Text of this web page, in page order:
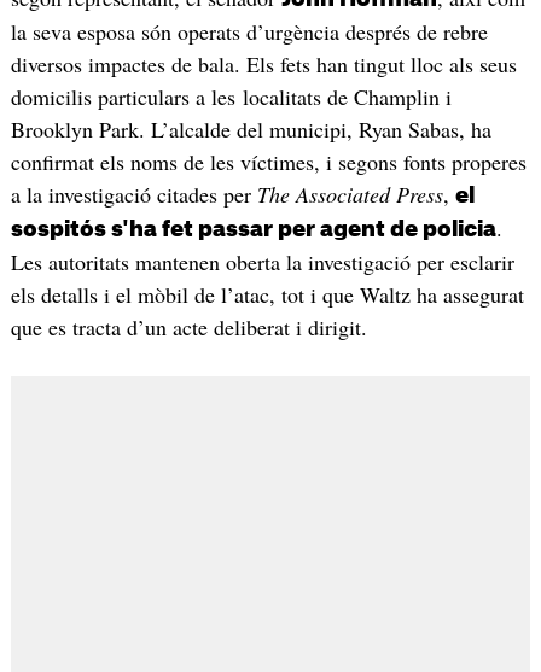
la seva esposa són operats d’urgència després de rebre
diversos impactes de bala. Els fets han tingut lloc als seus
domicilis particulars a les localitats de Champlin i
Brooklyn Park. L’alcalde del municipi, Ryan Sabas, ha
confirmat els noms de les víctimes, i segons fonts properes
a la investigació citades per The Associated Press, el
sospitós s'ha fet passar per agent de policia.
Les autoritats mantenen oberta la investigació per esclarir
els detalls i el mòbil de l’atac, tot i que Waltz ha assegurat
que es tracta d’un acte deliberat i dirigit.